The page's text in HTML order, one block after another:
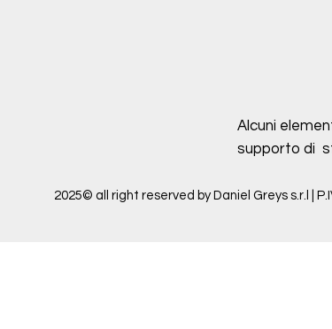
Alcuni
supporto di
2025© all right reserved by Daniel Greys s.r.l |